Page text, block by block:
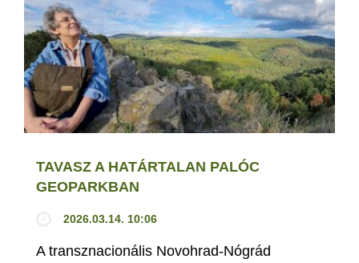
TAVASZ A HATÁRTALAN PALÓC
GEOPARKBAN
2026.03.14. 10:06
A transznacionális Novohrad-Nógrád